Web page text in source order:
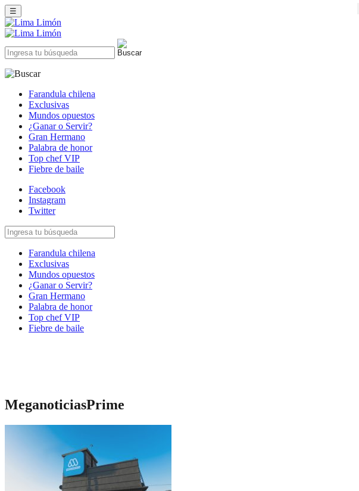
☰
Farandula chilena
Exclusivas
Mundos opuestos
¿Ganar o Servir?
Gran Hermano
Palabra de honor
Top chef VIP
Fiebre de baile
Facebook
Instagram
Twitter
Farandula chilena
Exclusivas
Mundos opuestos
¿Ganar o Servir?
Gran Hermano
Palabra de honor
Top chef VIP
Fiebre de baile
MeganoticiasPrime